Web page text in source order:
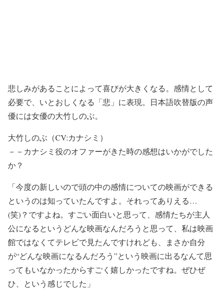
悲しみがあることによって喜びが大きくなる。感情として
必要で、いとおしくなる「悲」に表現。日本語吹替版の声
優には女優の大竹しのぶ。
大竹しのぶ（CV:カナシミ）
－－カナシミ役のオファーがきた時の感想はいかがでした
か？
「今度の新しいので頭の中の感情についての映画ができる
というのは知っていたんですよ。それってありえる…
(笑)？ですよね。すごい面白いと思って、感情たちが主人
公になるというどんな映画なんだろうと思って、私は映画
館ではなくてテレビで見たんですけれども、まさか自分
が“どんな映画になるんだろう”という映画に出るなんて思
ってもいなかったからすごく嬉しかったですね。ぜひぜ
ひ、という感じでした」